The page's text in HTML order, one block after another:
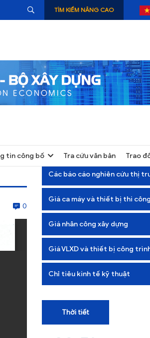
TÌM KIẾM NÂNG CAO
tin công bố Tra cứu văn bản Trao
0
Các báo cáo nghiên cứu thị
Giá ca máy và thiết bị thi công
Giá nhân công xây dựng
Giá VLXD và thiết bị công
Chỉ tiêu kinh tế kỹ thuật
Thời tiết